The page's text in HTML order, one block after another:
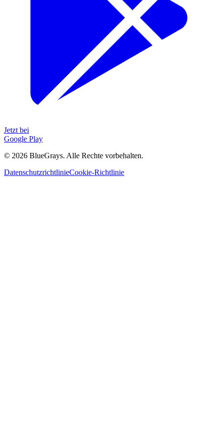
Jetzt bei
Google Play
© 2026 BlueGrays. Alle Rechte vorbehalten.
DatenschutzrichtlinieCookie-Richtlinie